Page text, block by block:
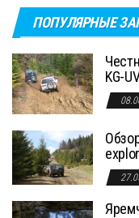
ПОПУЛЯРНЫЕ
KG-